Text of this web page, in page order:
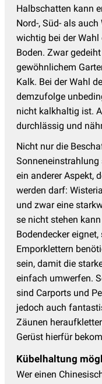
Halbschatten kann
Nord-, Süd- als
wichtig bei der
Boden. Zwar
gewöhnlichem
Kalk. Bei der Wahl
demzufolge
nicht kalkhaltig ist.
durchlässig und
Nicht nur die
Sonneneinstrahlung
ein anderer Aspekt,
werden darf:
und zwar eine
se nicht stehen
Bodendecker
Emporklettern
sein, damit die
einfach umwerfen.
sind Carports und
jedoch auch
Zäunen
Gerüst hierfür
Kübelhaltung
Wer einen